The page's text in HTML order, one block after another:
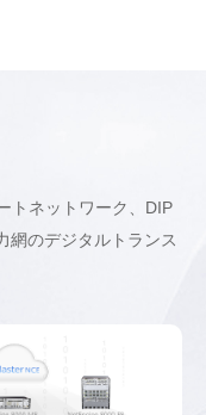
トネットワーク、DIP
網のデジタルトランス